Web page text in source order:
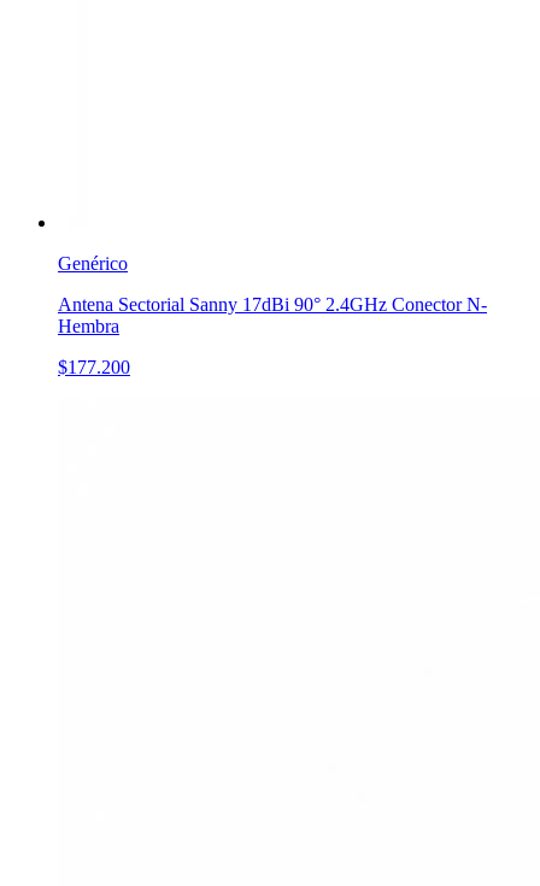
Genérico
Antena Sectorial Sanny 17dBi 90° 2.4GHz Conector N-
Hembra
$177.200